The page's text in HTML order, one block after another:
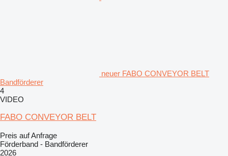
neuer FABO CONVEYOR BELT
Bandförderer
4
VIDEO
FABO CONVEYOR BELT
Preis auf Anfrage
Förderband - Bandförderer
2026